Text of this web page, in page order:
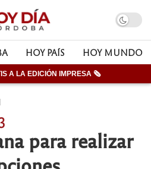
HOY PAÍS HOY MUNDO
A LA EDICIÓN IMPRESA 🗞
para realizar